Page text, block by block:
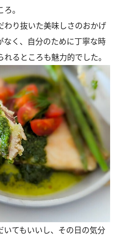
。
り抜いた美味しさのおかげ
なく、自分のために丁寧な時
るところも魅力的でした。
てもいいし、その日の気分